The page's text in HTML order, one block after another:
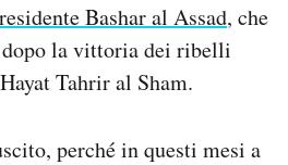
Bashar al Assad, che
dopo la vittoria dei ribelli
Tahrir al Sham.
perché in questi mesi a